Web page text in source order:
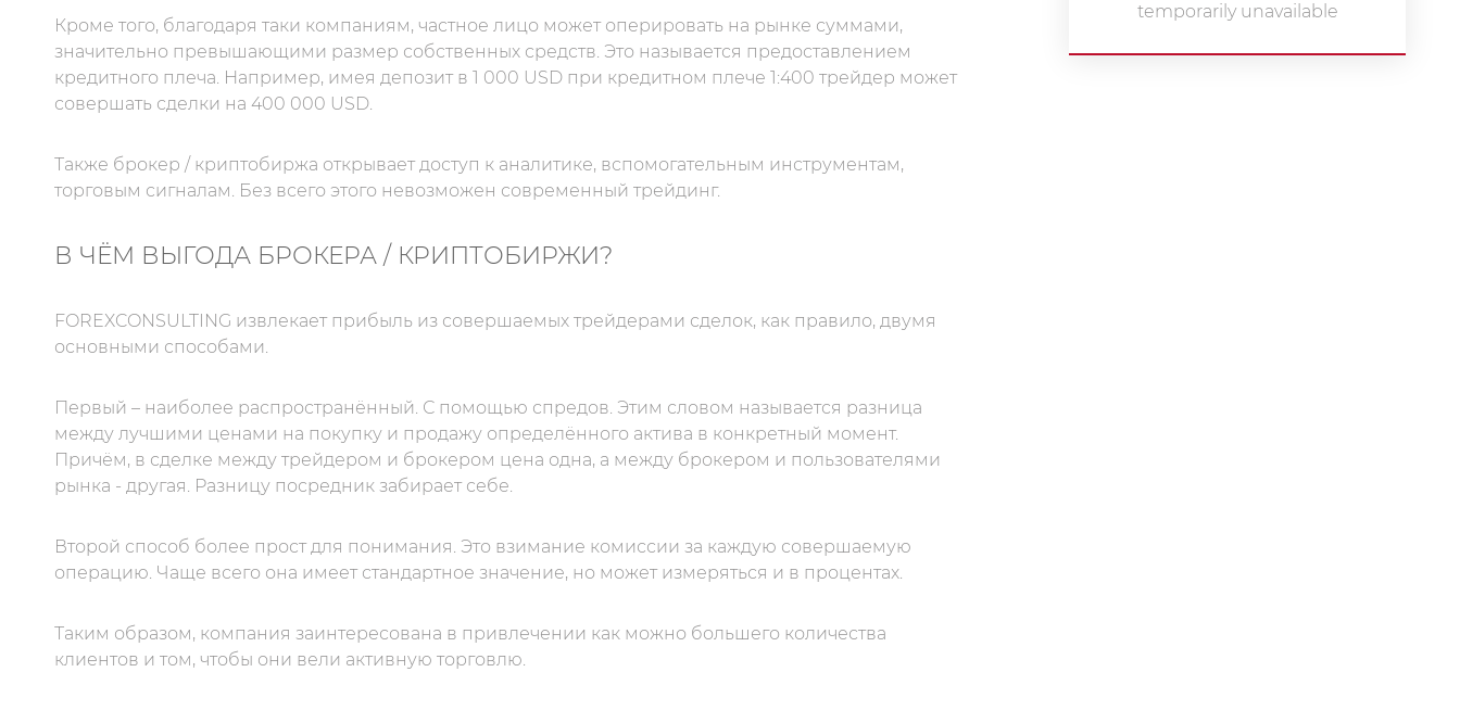
Кроме того, благодаря таки компаниям, частное лицо может оперировать на рынке суммами,
значительно превышающими размер собственных средств. Это называется предоставлением
кредитного плеча. Например, имея депозит в 1 000 USD при кредитном плече 1:400 трейдер может
совершать сделки на 400 000 USD.
Также брокер / криптобиржа открывает доступ к аналитике, вспомогательным инструментам,
торговым сигналам. Без всего этого невозможен современный трейдинг.
В ЧЁМ ВЫГОДА БРОКЕРА / КРИПТОБИРЖИ?
FOREXCONSULTING извлекает прибыль из совершаемых трейдерами сделок, как правило, двумя
основными способами.
Первый – наиболее распространённый. С помощью спредов. Этим словом называется разница
между лучшими ценами на покупку и продажу определённого актива в конкретный момент.
Причём, в сделке между трейдером и брокером цена одна, а между брокером и пользователями
рынка - другая. Разницу посредник забирает себе.
Второй способ более прост для понимания. Это взимание комиссии за каждую совершаемую
операцию. Чаще всего она имеет стандартное значение, но может измеряться и в процентах.
Таким образом, компания заинтересована в привлечении как можно большего количества
клиентов и том, чтобы они вели активную торговлю.
temporarily unavailable